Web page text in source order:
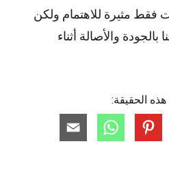
فقط مثيرة للاهتمام ولكن
والأصالة أثناء
الحقيقة: